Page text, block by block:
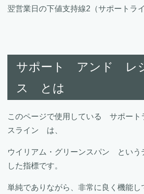
翌営業日の下値支持線2（サポートラ
サポート アンド レ
ス とは
このページで使用している サポー
スライン は、
ウイリアム・グリーンスパン という
した指標です。
単純でありながら、非常に良く機能し